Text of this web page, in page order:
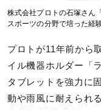
株式会社プロトの石塚さん
スポーツの分野で培った経
プロトが11年前から
イル機器ホルダー「
タブレットを強力に
動や雨風に耐えられ